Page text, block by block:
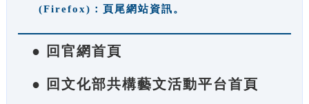
(Firefox)：頁尾網站資訊。
● 回官網首頁
● 回文化部共構藝文活動平台首頁